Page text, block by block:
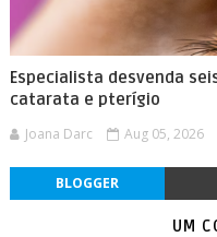
Especialista desvenda
catarata e pterígio
Joana Darc Aug 05, 2026
BLOGGER
UM